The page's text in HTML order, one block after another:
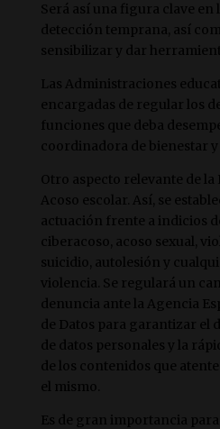
Será así una figura clave en
detección temprana, así
sensibilizar y dar
Las Administraciones
encargadas de regular los
funciones que deba
coordinadora de bienestar y
Otro aspecto relevante de la
Acoso escolar. Así, se
actuación frente a indicios de
ciberacoso, acoso sexual,
suicidio, autolesión y
violencia. Se regulará un
denuncia ante la Agencia
de Datos para garantizar el
de datos personales y la
de los contenidos que
el mismo.
Es de gran importancia